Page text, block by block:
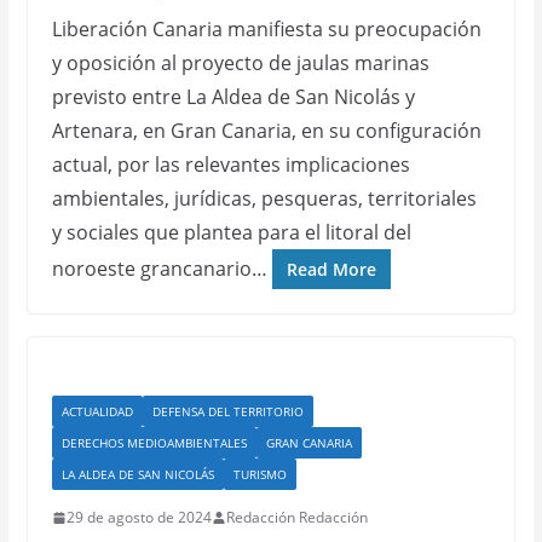
Liberación Canaria manifiesta su preocupación
y oposición al proyecto de jaulas marinas
previsto entre La Aldea de San Nicolás y
Artenara, en Gran Canaria, en su configuración
actual, por las relevantes implicaciones
ambientales, jurídicas, pesqueras, territoriales
y sociales que plantea para el litoral del
noroeste grancanario…
Read More
ACTUALIDAD
DEFENSA DEL TERRITORIO
DERECHOS MEDIOAMBIENTALES
GRAN CANARIA
LA ALDEA DE SAN NICOLÁS
TURISMO
29 de agosto de 2024 Redacción Redacción